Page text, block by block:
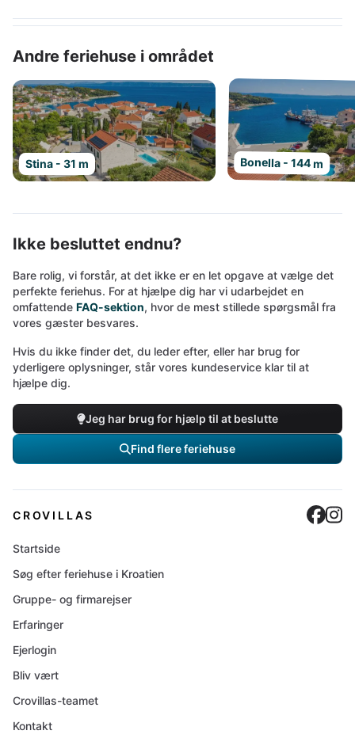
Andre feriehuse i området
Stina - 31 m Bonella - 144 m
Ikke besluttet endnu?
Bare rolig, vi forstår, at det ikke er en let opgave at vælge det
perfekte feriehus. For at hjælpe dig har vi udarbejdet en
omfattende FAQ-sektion, hvor de mest stillede spørgsmål fra
vores gæster besvares.
Hvis du ikke finder det, du leder efter, eller har brug for
yderligere oplysninger, står vores kundeservice klar til at
hjælpe dig.
Jeg har brug for hjælp til at beslutte
Find flere feriehuse
CROVILLAS
Startside
Søg efter feriehuse i Kroatien
Gruppe- og firmarejser
Erfaringer
Ejerlogin
Bliv vært
Crovillas-teamet
Kontakt